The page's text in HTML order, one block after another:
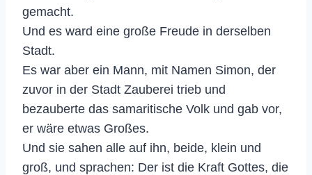
gemacht.
Und es ward eine große Freude in derselben
Stadt.
Es war aber ein Mann, mit Namen Simon, der
zuvor in der Stadt Zauberei trieb und
bezauberte das samaritische Volk und gab vor,
er wäre etwas Großes.
Und sie sahen alle auf ihn, beide, klein und
groß, und sprachen: Der ist die Kraft Gottes, die